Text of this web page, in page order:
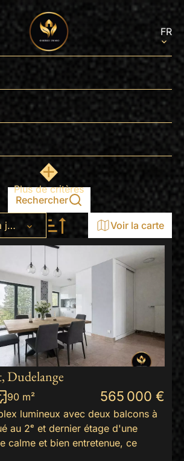
FR
Plus de critères
Rechercher
Date de mise à jour Voir la carte
Dudelange
90 m² 565 000 €
lumineux avec deux balcons à
au 2ᵉ et dernier étage d'une
calme et bien entretenue, ce